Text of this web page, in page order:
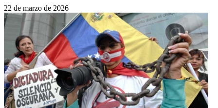
22 de marzo de 2026